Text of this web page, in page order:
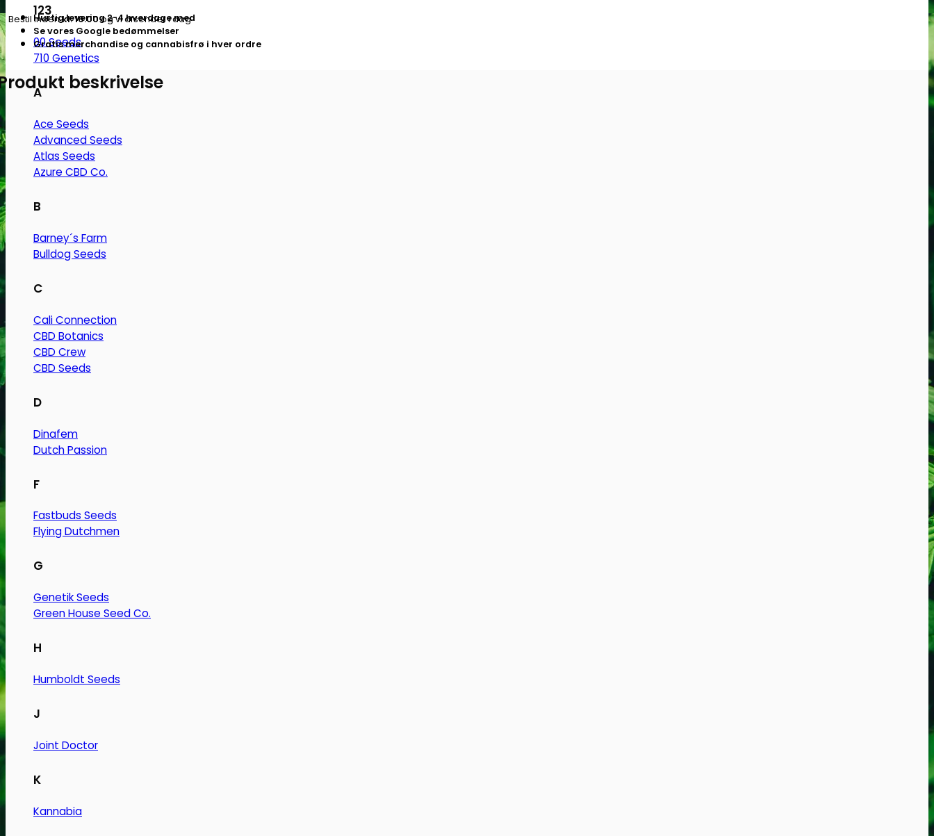
123
00 Seeds
710 Genetics
A
Ace Seeds
Advanced Seeds
Atlas Seeds
Azure CBD Co.
B
Barney´s Farm
Bulldog Seeds
C
Cali Connection
CBD Botanics
CBD Crew
CBD Seeds
D
Dinafem
Dutch Passion
F
Fastbuds Seeds
Flying Dutchmen
G
Genetik Seeds
Green House Seed Co.
H
Humboldt Seeds
J
Joint Doctor
K
Kannabia
SUPER
King
Size
filtertips
antal
Bestil indenkl. 16.00og vi afsender i dag
Hurtig levering 2-4 hverdage med
Se vores Google bedømmelser
Gratis merchandise og cannabisfrø i hver ordre
beskrivelse